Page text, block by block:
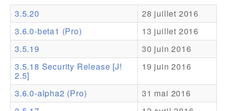
Ressources
Addons
Theme Packs
Translation Packs
Support
3.5.20
28 juillet 2016
3.6.0-beta1 (Pro)
13 juillet 2016
3.5.19
30 juin 2016
3.5.18 Security Release [J!
2.5]
19 juin 2016
3.6.0-alpha2 (Pro)
31 mai 2016